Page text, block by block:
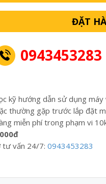
ĐẶT
0943453283
kỹ hướng dẫn sử dụng
thường gặp trước lắp đặt
miễn phí trong phạm vi
vấn 24/7: 0943453283